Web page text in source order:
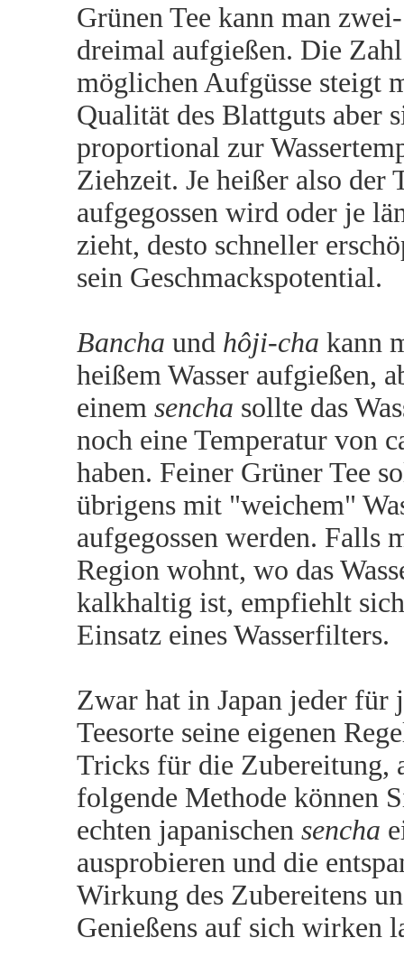
Grünen Tee kann man
dreimal aufgießen. Die
möglichen Aufgüsse steigt
Qualität des Blattguts aber
proportional zur
Ziehzeit. Je heißer also der
aufgegossen wird oder je
zieht, desto schneller
sein Geschmackspotential.
Bancha und hôji-cha kann
heißem Wasser aufgießen,
einem sencha sollte das
noch eine Temperatur von
haben. Feiner Grüner Tee
übrigens mit "weichem"
aufgegossen werden. Falls
Region wohnt, wo das
kalkhaltig ist, empfiehlt
Einsatz eines Wasserfilters.
Zwar hat in Japan jeder für
Teesorte seine eigenen
Tricks für die Zubereitung,
folgende Methode können
echten japanischen sencha
ausprobieren und die
Wirkung des Zubereitens
Genießens auf sich wirken